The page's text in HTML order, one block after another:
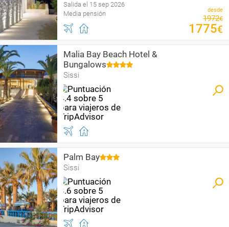
Salida el 15 sep 2026
Media pensión
desde
1972€
1775€
Malia Bay Beach Hotel &
Bungalows
Sissi
Palm Bay
Sissi